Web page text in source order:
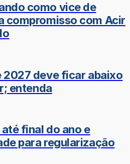
como vice de
compromisso com Acir
2027 deve ficar abaixo
entenda
final do ano e
para regularização